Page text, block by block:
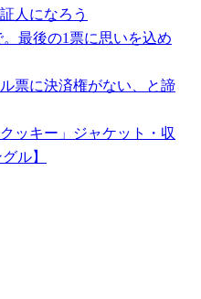
人になろう
最後の1票に思いを込め
票に決済権がない、と諦
ッキー」ジャケット・収
ル】